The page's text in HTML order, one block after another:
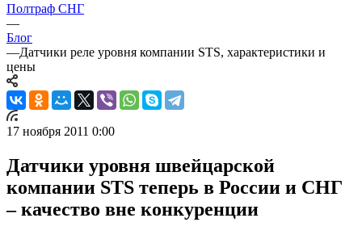
Полтраф СНГ
—
Блог
—Датчики реле уровня компании STS, характеристики и
цены
17 ноября 2011 0:00
Датчики уровня швейцарской
компании STS теперь в России и СНГ
– качество вне конкуренции